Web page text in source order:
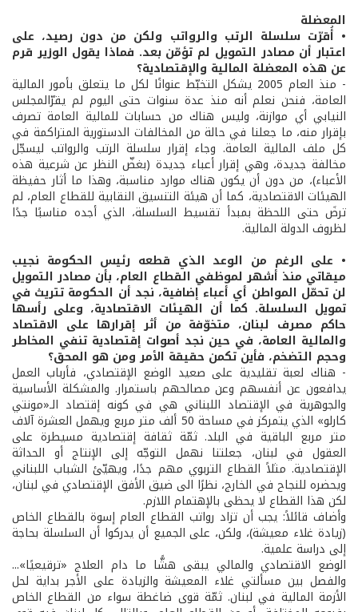
المعضلة
• أُقرّت سلسلة الرتب والرواتب ولكن من دون رصيد، على
اعتبار أن مصادر التمويل لم تؤمّن بعد. فماذا يقول الوزير قرم
عن هذه المعضلة المالية والإقتصادية؟
- منذ العام 2005 يشكل التخبّط عنوانًا لكل ما يتعلق بأمور المالية
العامة، فنحن نعلم أنه منذ عدة سنوات حتى اليوم لم يقرّالمجلس
النيابي أي موازنة، وليس هناك من حسابات للمالية العامة تصرف
بإقرار منه، ما جعلنا في حالة من المخالفات الدستورية المتراكمة في
كل ملف المالية العامة. وجاء إقرار سلسلة الرتب والرواتب ليسجّل
مخالفة جديدة، وهي إقرار أعباء جديدة (بغضّ النظر عن شرعية هذه
الأعباء)، من دون أن يكون هناك موارد مناسبة، وهذا ما أثار حفيظة
الهيئات الاقتصادية، كما أن هيئة التنسيق النقابية للقطاع العام، لم
ترضَ حتى اللحظة بمبدأ تقسيط السلسلة، الذي أجده مناسبًا جدًا
لظروف الدولة المالية.
• على الرغم من الوعد الذي قطعه رئيس الحكومة نجيب
ميقاتي منذ أشهر لموظفي القطاع العام، بأن مصادر التمويل
لن تحمّل المواطن أي أعباء إضافية، نجد أن الحكومة تتريث في
تمويل السلسلة. كما أن الهيئات الاقتصادية، وعلى رأسها
حاكم مصرف لبنان، متخوّفة من أثر إقرارها على الاقتصاد
والمالية العامة، في حين نجد أصوات إقتصادية تنفي المخاطر
وحجم التضخم، فأين تكمن حقيقة الأمر ومن هو المحق؟
- هناك لعبة تقليدية على صعيد الوضع الإقتصادي، فأرباب العمل
يدافعون عن أنفسهم وعن مصالحهم باستمرار. والمشكلة الأساسية
والجوهرية في الإقتصاد اللبناني هي في كونه إقتصاد الـ«مونتي
كارلو» الذي يتمركز في مساحة 50 ألف متر مربع ويهمل العشرة آلاف
متر مربع الباقية في البلد. ثمّة ثقافة إقتصادية مسيطرة على
العقول في لبنان، جعلتنا نهمل التوجّه إلى الإنتاج أو الحداثة
الإقتصادية. مثلاً القطاع التربوي مهم جدًا، ويهيّئ الشباب اللبناني
ويحضره للنجاح في الخارج، نظرًا الى ضيق الأفق الإقتصادي في لبنان،
لكن هذا القطاع لا يحظى بالإهتمام اللازم.
وأضاف قائلاً: يجب أن تزاد رواتب القطاع العام إسوة بالقطاع الخاص
(زيادة غلاء معيشة)، ولكن، على الجميع أن يدركوا أن السلسلة بحاجة
إلى دراسة علمية.
الوضع الاقتصادي والمالي يبقى هشًّا ما دام العلاج «ترقيعيًا»...
والفصل بين مسألتي غلاء المعيشة والزيادة على الأجر بداية لحل
الأزمة المالية في لبنان. ثمّة قوى ضاغطة سواء من القطاع الخاص